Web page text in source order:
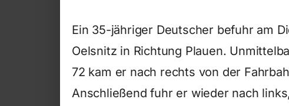
Ein 35-jähriger Deutscher befuhr am
Oelsnitz in Richtung Plauen.
72 kam er nach rechts von der
Anschließend fuhr er wieder nach